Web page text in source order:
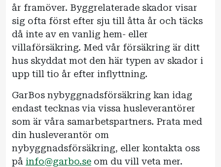
år framöver. Byggrelaterade skador visar
sig ofta först efter sju till åtta år och täcks
då inte av en vanlig hem- eller
villaförsäkring. Med vår försäkring är ditt
hus skyddat mot den här typen av skador i
upp till tio år efter inflyttning.
GarBos nybyggnadsförsäkring kan idag
endast tecknas via vissa husleverantörer
som är våra samarbetspartners. Prata med
din husleverantör om
nybyggnadsförsäkring, eller kontakta oss
på info@garbo.se om du vill veta mer.